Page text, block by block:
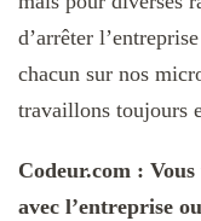
d’arrêter
chacun sur nos
travaillons toujours
Codeur.com :
avec l’entreprise